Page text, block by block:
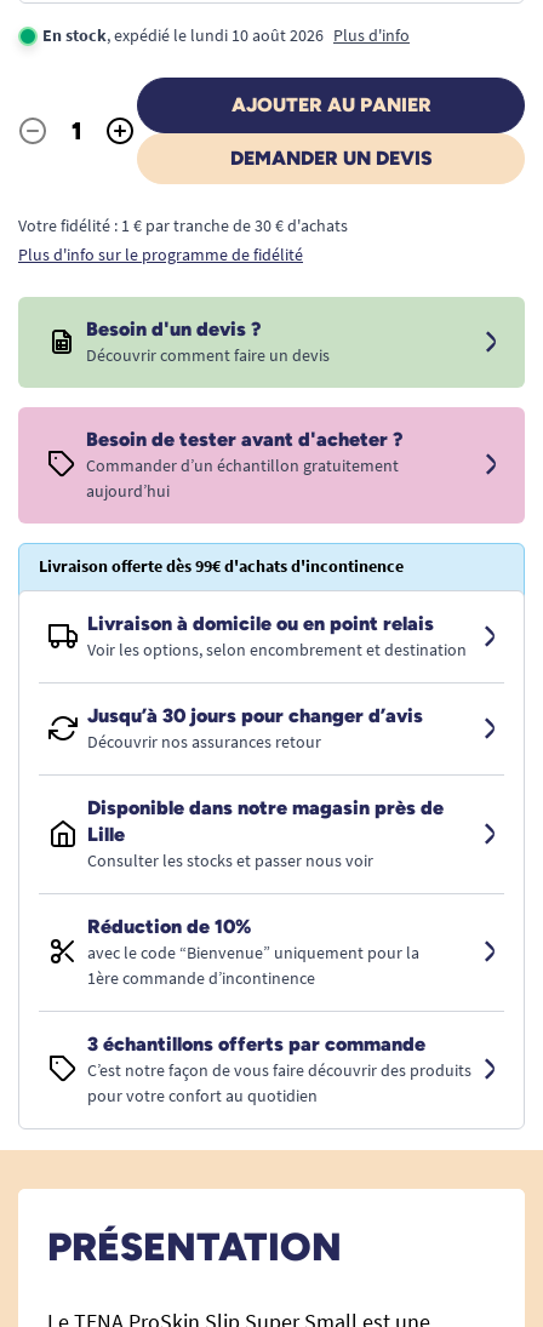
En stock, expédié le lundi 10 août 2026 Plus d'info
Quantité
- +
AJOUTER AU PANIER
DEMANDER UN DEVIS
Votre fidélité : 1 € par tranche de 30 € d'achats
Plus d'info sur le programme de fidélité
Besoin d'un devis ?
Découvrir comment faire un devis
Besoin de tester avant d'acheter ?
Commander d’un échantillon gratuitement
aujourd’hui
Livraison offerte dès 99€ d'achats d'incontinence
Livraison à domicile ou en point relais
Voir les options, selon encombrement et destination
Jusqu’à 30 jours pour changer d’avis
Découvrir nos assurances retour
Disponible dans notre magasin près de
Lille
Consulter les stocks et passer nous voir
Réduction de 10%
avec le code “Bienvenue” uniquement pour la
1ère commande d’incontinence
3 échantillons offerts par commande
C’est notre façon de vous faire découvrir des produits
pour votre confort au quotidien
PRÉSENTATION